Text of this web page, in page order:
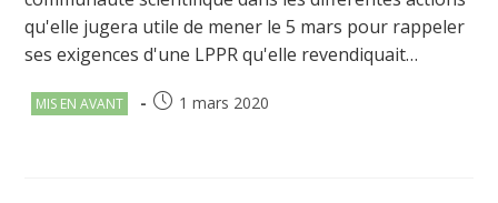
qu'elle jugera utile de mener le 5 mars pour rappeler
ses exigences d'une LPPR qu'elle revendiquait…
Post
MIS EN AVANT
Publication
1 mars 2020